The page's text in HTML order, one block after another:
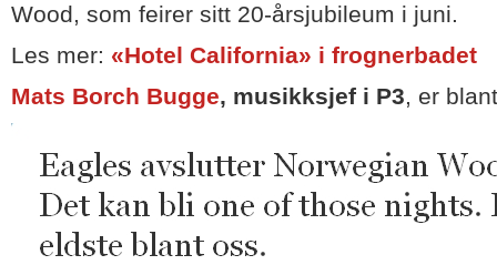
Wood, som feirer sitt 20-årsjubileum i juni.
Les mer: «Hotel California» i frognerbadet
Mats Borch Bugge, musikksjef i P3, er